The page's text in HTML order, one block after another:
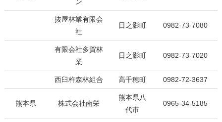
抜屋林業有限会
社
日之影町 0982-73-7080
有限会社多賀林
業
日之影町 0982-73-7020
西臼杵森林組合 高千穂町 0982-72-3637
熊本県 株式会社南栄
熊本県八
代市
0965-34-5185